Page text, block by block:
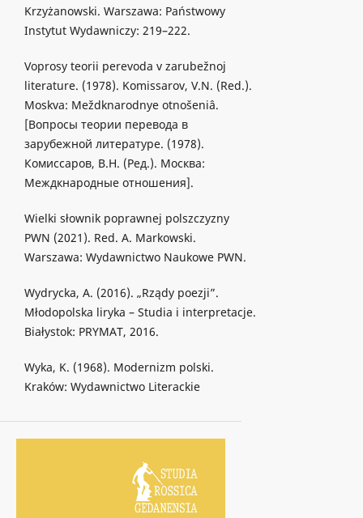
Krzyżanowski. Warszawa: Państwowy
Instytut Wydawniczy: 219–222.
Voprosy teorii perevoda v zarubežnoj
literature. (1978). Komissarov, V.N. (Red.).
Moskva: Meždknarodnye otnošeniâ.
[Вопросы теории перевода в
зарубежной литературе. (1978).
Комиссаров, В.Н. (Ред.). Москва:
Междкнародные отношения].
Wielki słownik poprawnej polszczyzny
PWN (2021). Red. A. Markowski.
Warszawa: Wydawnictwo Naukowe PWN.
Wydrycka, A. (2016). „Rządy poezji”.
Młodopolska liryka – Studia i interpretacje.
Białystok: PRYMAT, 2016.
Wyka, K. (1968). Modernizm polski.
Kraków: Wydawnictwo Literackie